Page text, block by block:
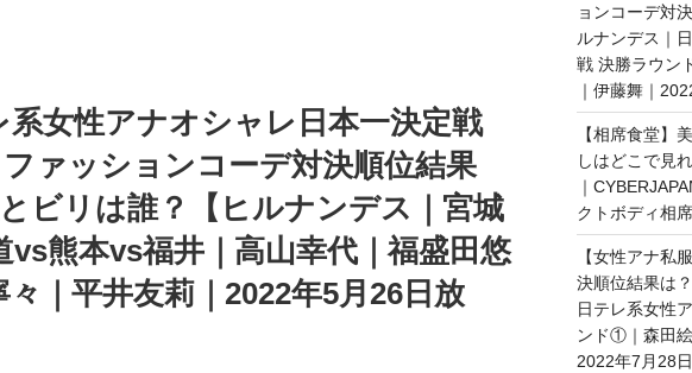
系女性アナオシャレ日本一決定戦
ァッションコーデ対決順位結果
ビリは誰？【ヒルナンデス｜宮城
vs熊本vs福井｜高山幸代｜福盛田悠
々｜平井友莉｜2022年5月26日放
ョンコーデ対
ルナンデス｜
戦 決勝ラウン
｜伊藤舞｜
【相席食堂】
しはどこで見
｜
クトボディ相
【女性アナ私
決順位結果は
日テレ系女性
ンド①｜森田
2022年7月28日